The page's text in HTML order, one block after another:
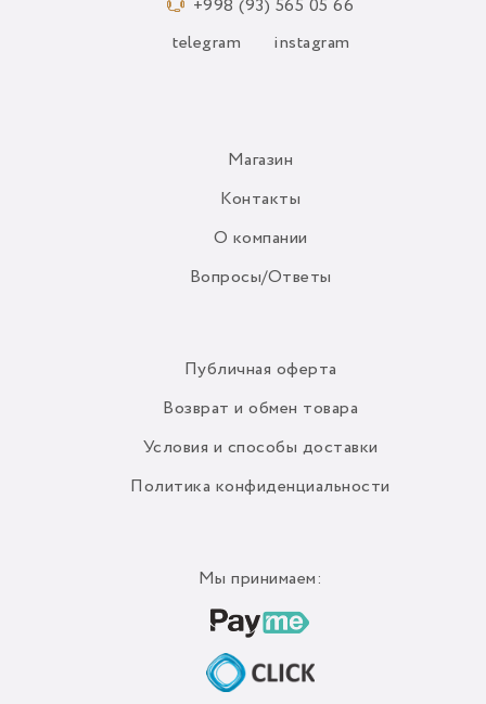
+998 (93) 565 05 66
telegram instagram
Магазин
Контакты
О компании
Вопросы/Ответы
Публичная оферта
Возврат и обмен товара
Условия и способы доставки
Политика конфиденциальности
Мы принимаем: